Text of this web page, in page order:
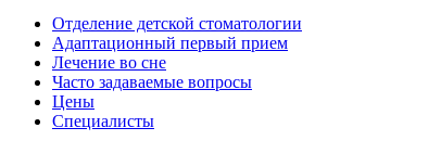
Отделение детской стоматологии
Адаптационный первый прием
Лечение во сне
Часто задаваемые вопросы
Цены
Специалисты